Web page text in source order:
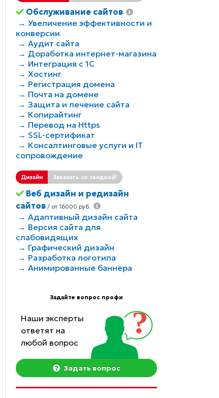
Обслуживание сайтов
→ Увеличение эффективности и
конверсии
→ Аудит сайта
→ Доработка интернет-магазина
→ Интеграция с 1С
→ Хостинг
→ Регистрация домена
→ Почта на домене
→ Защита и лечение сайта
→ Копирайтинг
→ Перевод на Https
→ SSL-сертификат
→ Консалтинговые услуги и IT
сопровождение
Дизайн Заказать со скидкой!
Веб дизайн и редизайн
сайтов / от 16000 руб.
→ Адаптивный дизайн сайта
→ Версия сайта для
слабовидящих
→ Графический дизайн
→ Разработка логотипа
→ Анимированные баннера
Задайте вопрос профи
Наши эксперты
ответят на
любой вопрос
Задать вопрос